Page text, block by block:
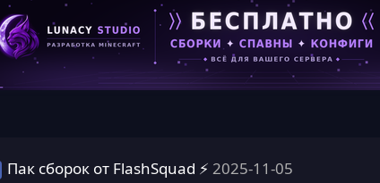
Пак сборок от FlashSquad ⚡️ 2025-11-05